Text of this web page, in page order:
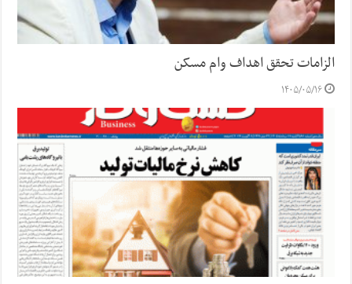
الزامات تحقق اهداف وام مسکن
۱۴۰۵/۰۵/۱۶